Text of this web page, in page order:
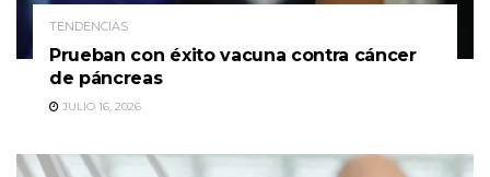
TENDENCIAS
Prueban con éxito vacuna contra cáncer
de páncreas
JULIO 16, 2026